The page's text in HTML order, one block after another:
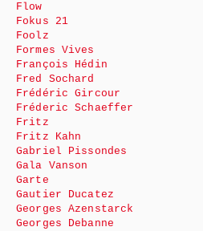
Flow
Fokus 21
Foolz
Formes Vives
François Hédin
Fred Sochard
Frédéric Gircour
Fréderic Schaeffer
Fritz
Fritz Kahn
Gabriel Pissondes
Gala Vanson
Garte
Gautier Ducatez
Georges Azenstarck
Georges Debanne